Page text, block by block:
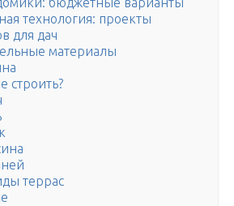
технология: проекты
для дач
материалы
строить?
террас